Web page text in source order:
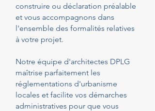
construire ou déclaration préalable
et vous accompagnons dans
l'ensemble des formalités relatives
à votre projet.
Notre équipe d'architectes DPLG
maîtrise parfaitement les
réglementations d'urbanisme
locales et facilite vos démarches
administratives pour que vous